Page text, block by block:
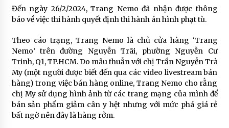
Đến ngày 26/2/2024, Trang Nemo đã nhận được thông
báo về việc thi hành quyết định thi hành án hình phạt tù.
Theo cáo trạng, Trang Nemo là chủ cửa hàng ‘Trang
Nemo’ trên đường Nguyễn Trãi, phường Nguyễn Cư
Trinh, Q1, TP.HCM. Do mâu thuẫn với chị Trần Nguyễn Trà
My (một người được biết đến qua các video livestream bán
hàng) trong việc bán hàng online, Trang Nemo cho rằng
chị My sử dụng hình ảnh từ các trang mạng của mình để
bán sản phẩm giảm cân y hệt nhưng với mức phá giá rẻ
bất ngờ nên đây là hàng rởm.